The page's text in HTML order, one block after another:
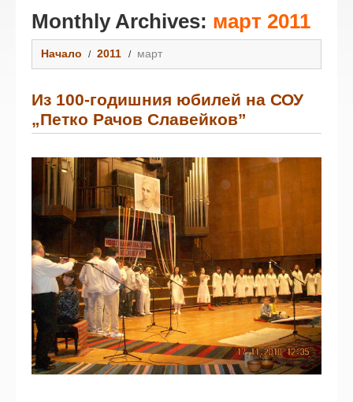
Monthly Archives: март 2011
Начало 2011 март
Из 100-годишния юбилей на СОУ
„Петко Рачов Славейков”